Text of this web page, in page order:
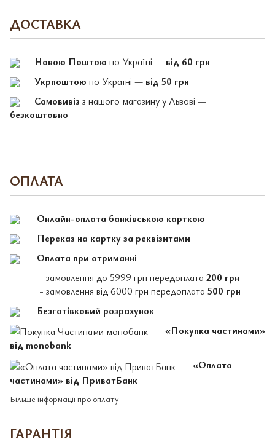
ДОСТАВКА
Новою Поштою по Україні — від 60 грн
Укрпоштою по Україні — від 50 грн
Самовивіз з нашого магазину у Львові —
безкоштовно
ОПЛАТА
Онлайн-оплата банківською карткою
Переказ на картку за реквізитами
Оплата при отриманні
- замовлення до 5999 грн передоплата 200 грн
- замовлення від 6000 грн передоплата 500 грн
Безготівковий розрахунок
«Покупка частинами»
від monobank
«Оплата
частинами» від ПриватБанк
Більше інформації про оплату
ГАРАНТІЯ